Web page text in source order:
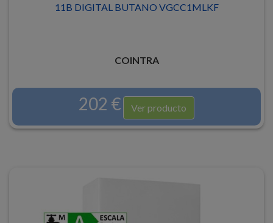
11B DIGITAL BUTANO VGCC1MLKF
COINTRA
202 € Ver producto